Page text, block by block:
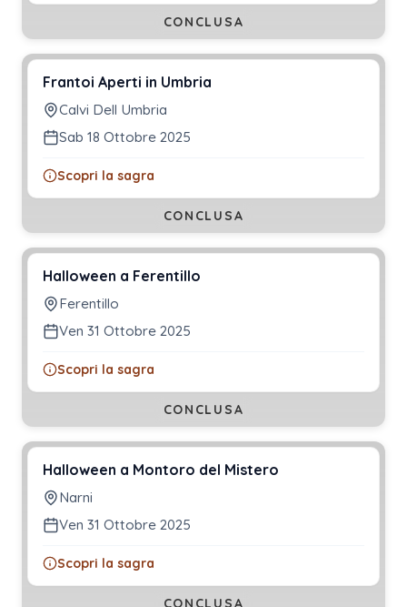
CONCLUSA
Frantoi Aperti in Umbria
Calvi Dell Umbria
Sab 18 Ottobre 2025
Scopri la sagra
CONCLUSA
Halloween a Ferentillo
Ferentillo
Ven 31 Ottobre 2025
Scopri la sagra
CONCLUSA
Halloween a Montoro del Mistero
Narni
Ven 31 Ottobre 2025
Scopri la sagra
CONCLUSA